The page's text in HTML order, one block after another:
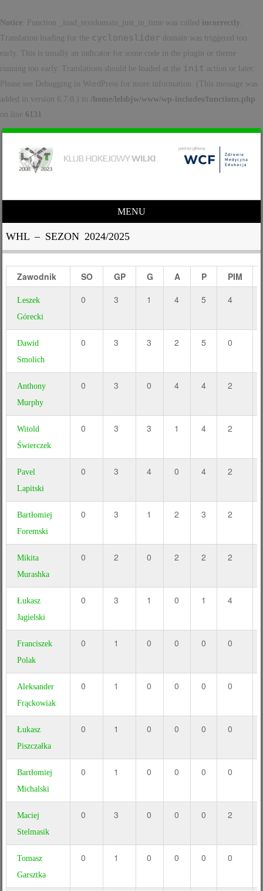
Notice : Function _load_textdomain_just_in_time was called incorrectly
Translation loading for the cycloneslider domain was triggered too
early. This is usually an indicator for some code in the plugin or theme
running too early. Translations should be loaded at the init action or later.
Please see
Debugging in WordPress for more information. (This message was
added in version 6.7.0.) in /home/lelsbjw/www/wp-includes/functions.php
on line 6131
MENU
WHL – SEZON 2024/2025
Zawodnik SO GP G A P PIM
Leszek
Górecki
0 3 1 4 5 4
Dawid
Smolich
0 3 3 2 5 0
Anthony
Murphy
0 3 0 4 4 2
Witold
Świerczek
0 3 3 1 4 2
Pavel
Lapitski
0 3 4 0 4 2
Bartłomiej
Foremski
0 3 1 2 3 2
Mikita
Murashka
0 2 0 2 2 2
Łukasz
Jagielski
0 3 1 0 1 4
Franciszek
Polak
0 1 0 0 0 0
Aleksander
Frąckowiak
0 1 0 0 0 0
Łukasz
Piszczałka
0 1 0 0 0 0
Bartłomiej
Michalski
0 1 0 0 0 0
Maciej
Stelmasik
0 3 0 0 0 2
Tomasz
Garsztka
0 1 0 0 0 0